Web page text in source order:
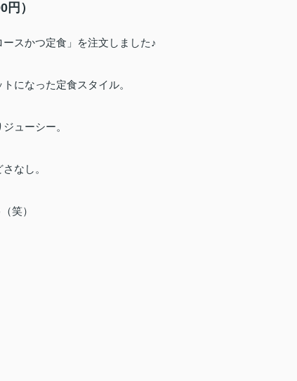
）
スかつ定食」を注文しました♪
になった定食スタイル。
ューシー。
なし。
笑）